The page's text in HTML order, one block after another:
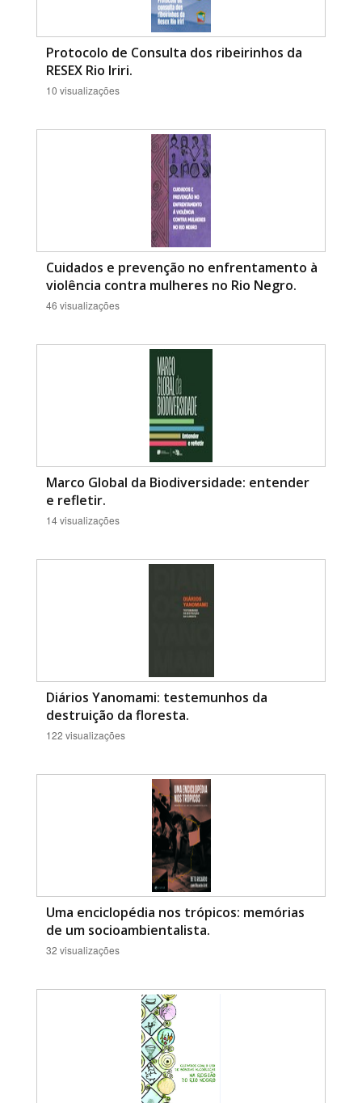
Protocolo de Consulta dos ribeirinhos da
RESEX Rio Iriri.
10 visualizações
Cuidados e prevenção no enfrentamento à
violência contra mulheres no Rio Negro.
46 visualizações
Marco Global da Biodiversidade: entender
e refletir.
14 visualizações
Diários Yanomami: testemunhos da
destruição da floresta.
122 visualizações
Uma enciclopédia nos trópicos: memórias
de um socioambientalista.
32 visualizações